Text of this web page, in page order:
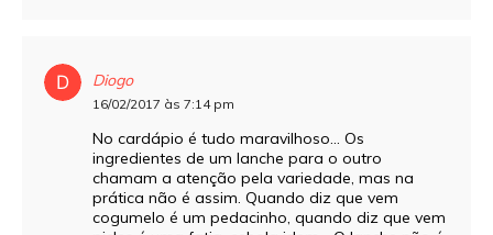
Diogo
16/02/2017 às 7:14 pm
No cardápio é tudo maravilhoso… Os
ingredientes de um lanche para o outro
chamam a atenção pela variedade, mas na
prática não é assim. Quando diz que vem
cogumelo é um pedacinho, quando diz que vem